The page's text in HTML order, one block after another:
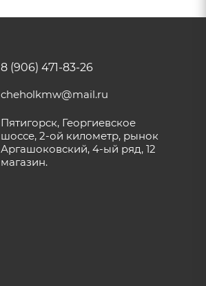
8 (906) 471-83-26
cheholkmw@mail.ru
Пятигорск, Георгиевское
шоссе, 2-ой километр, рынок
Аргашоковский, 4-ый ряд, 12
магазин.